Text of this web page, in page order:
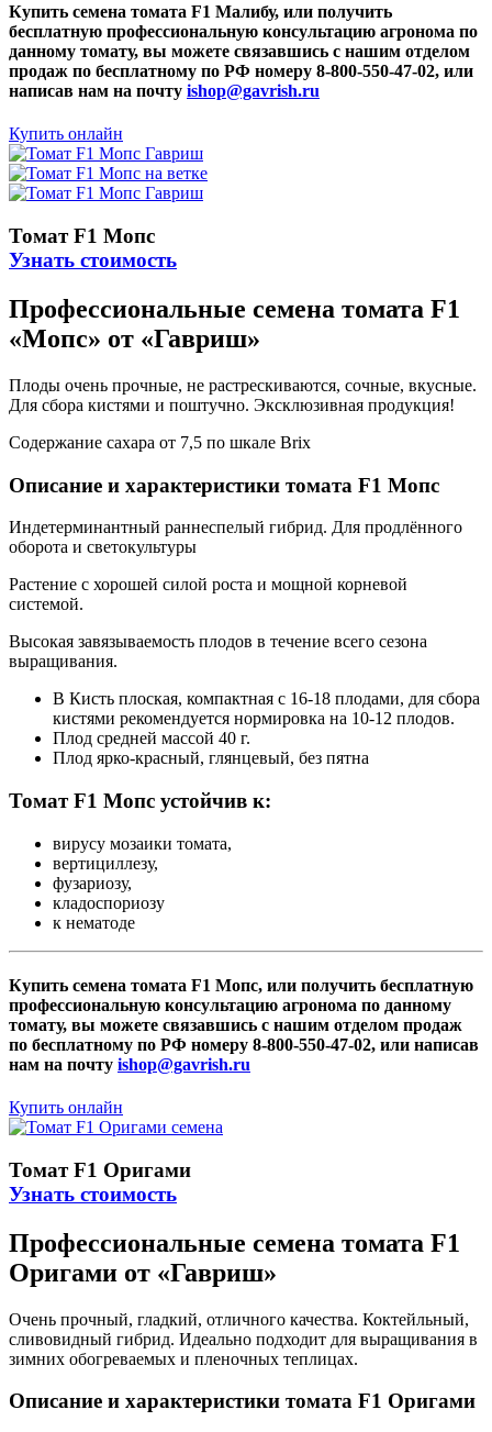
Купить семена томата F1 Малибу, или получить
бесплатную профессиональную консультацию агронома по
данному томату, вы можете связавшись с нашим отделом
продаж по бесплатному по РФ номеру 8-800-550-47-02, или
написав нам на почту ishop@gavrish.ru
Купить онлайн
Томат F1 Мопс
Узнать стоимость
Профессиональные семена томата F1
«Мопс» от «Гавриш»
Плоды очень прочные, не растрескиваются, сочные, вкусные.
Для сбора кистями и поштучно. Эксклюзивная продукция!
Содержание сахара от 7,5 по шкале Brix
Описание и характеристики томата F1 Мопс
Индетерминантный раннеспелый гибрид. Для продлённого
оборота и светокультуры
Растение с хорошей силой роста и мощной корневой
системой.
Высокая завязываемость плодов в течение всего сезона
выращивания.
В Кисть плоская, компактная с 16-18 плодами, для сбора
кистями рекомендуется нормировка на 10-12 плодов.
Плод средней массой 40 г.
Плод ярко-красный, глянцевый, без пятна
Томат F1 Мопс устойчив к:
вирусу мозаики томата,
вертициллезу,
фузариозу,
кладоспориозу
к нематоде
Купить семена томата F1 Мопс, или получить бесплатную
профессиональную консультацию агронома по данному
томату, вы можете связавшись с нашим отделом продаж
по бесплатному по РФ номеру 8-800-550-47-02, или написав
нам на почту ishop@gavrish.ru
Купить онлайн
Томат F1 Оригами
Узнать стоимость
Профессиональные семена томата F1
Оригами от «Гавриш»
Очень прочный, гладкий, отличного качества. Коктейльный,
сливовидный гибрид. Идеально подходит для выращивания в
зимних обогреваемых и пленочных теплицах.
Описание и характеристики томата F1 Оригами